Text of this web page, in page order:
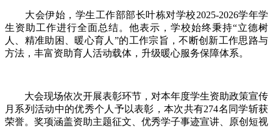
大会伊始，学生工作部部长叶栋对学校2025-2026学年学
生资助工作进行全面总结。他表示，学校始终秉持“立德树
人、精准助困、暖心育人”的工作宗旨，不断创新工作思路与
方法，丰富资助育人活动载体，升级暖心服务保障体系。
大会现场依次开展表彰环节，对本年度学生资助政策宣传
月系列活动中的优秀个人予以表彰，本次共有274名同学斩获
荣誉。奖项涵盖资助主题征文、优秀学子事迹宣讲、原创短视